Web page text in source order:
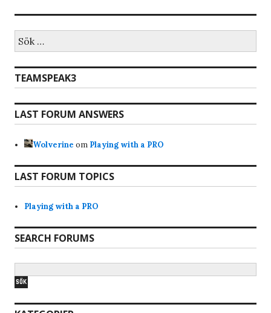
efter:
TEAMSPEAK3
LAST FORUM ANSWERS
Wolverine om Playing with a PRO
LAST FORUM TOPICS
Playing with a PRO
SEARCH FORUMS